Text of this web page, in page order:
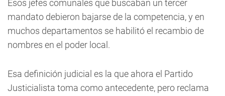
Esos jefes comunales que buscaban un tercer
mandato debieron bajarse de la competencia, y en
muchos departamentos se habilitó el recambio de
nombres en el poder local.
Esa definición judicial es la que ahora el Partido
Justicialista toma como antecedente, pero reclama